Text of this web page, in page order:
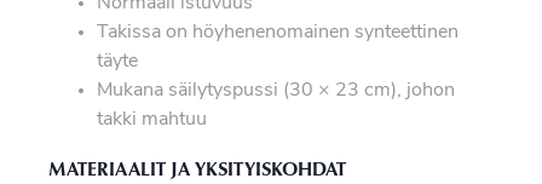
Takissa on höyhenenomainen synteettinen
täyte
Mukana säilytyspussi (30 × 23 cm), johon
takki mahtuu
MATERIAALIT JA YKSITYISKOHDAT